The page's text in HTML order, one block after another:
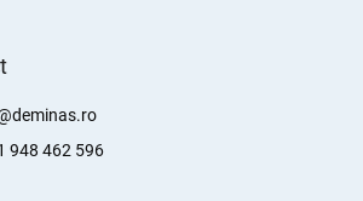
deminas.ro
948 462 596